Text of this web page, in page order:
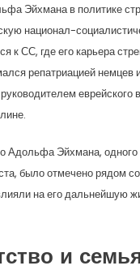
Эйхмана в политике
национал-
к СС, где его карьера
репатриацией немцев
еврейского
Адольфа Эйхмана, одного
было отмечено рядом
на его дальнейшую
и